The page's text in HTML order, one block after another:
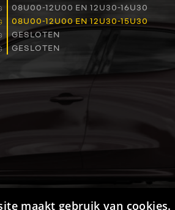
08U00-12U00 EN 12U30-16U30
08U00-12U00 EN 12U30-15U30
GESLOTEN
GESLOTEN
maakt gebruik van cookies.